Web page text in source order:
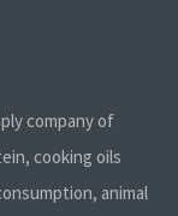
company of
cooking oils
animal